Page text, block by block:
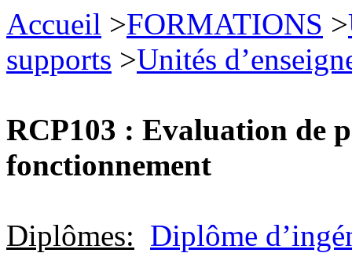
Accueil >FORMATIONS >
supports >Unités
RCP103 : Evaluation de
fonctionnement
Diplômes: Diplôme